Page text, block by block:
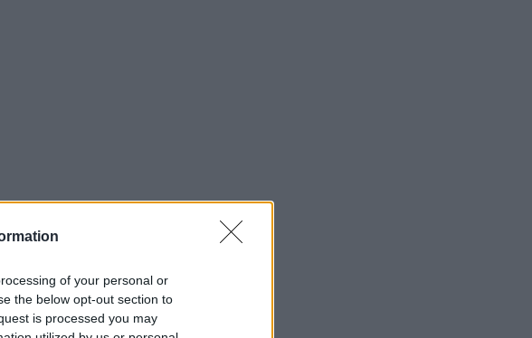
of your personal or
the below opt-out section to
is processed you may